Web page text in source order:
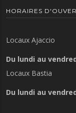
HORAIRES
Locaux Ajaccio
Du lundi au
Locaux Bastia
Du lundi au